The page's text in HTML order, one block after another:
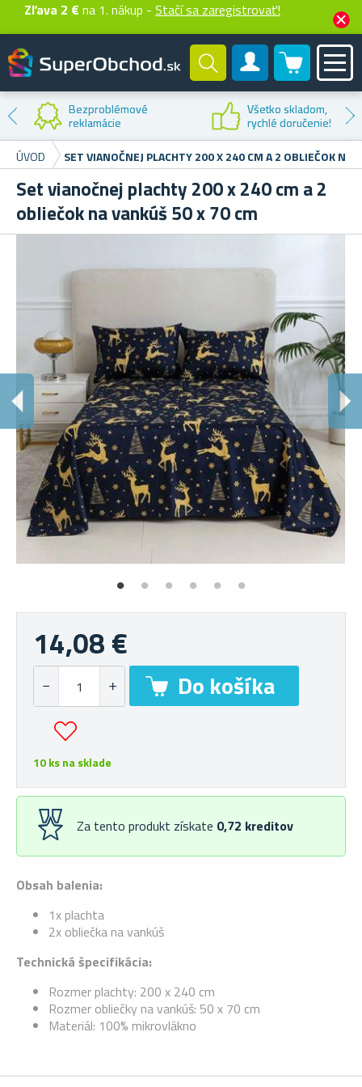
Zľava 2 € na 1. nákup - Stačí sa zaregistrovať!
Zákaznícky účet
0 produktů
Bezproblémové
reklamácie
Všetko skladom,
rychlé doručenie!
ÚVOD
SET VIANOČNEJ PLACHTY 200 X 240 CM A 2 OBLIEČOK NA
Set vianočnej plachty 200 x 240 cm a 2
obliečok na vankúš 50 x 70 cm
Obsah balenia:
1x plachta
2x obliečka na vankúš
Technická špecifikácia:
Rozmer plachty: 200 x 240 cm
Rozmer obliečky na vankúš: 50 x 70 cm
Materiál: 100% mikrovlákno
14,08 €
10 ks na sklade
Za tento produkt získate 0,72 kreditov